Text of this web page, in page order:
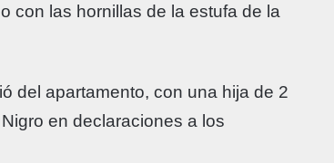
con las hornillas de la estufa de la
del apartamento, con una hija de 2
en declaraciones a los